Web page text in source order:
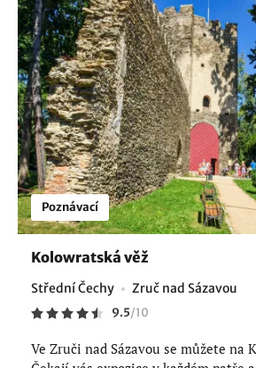
Poznávací
Kolowratská věž
Střední Čechy Zruč nad Sázavou
9.5/10
Ve Zruči nad Sázavou se můžete na